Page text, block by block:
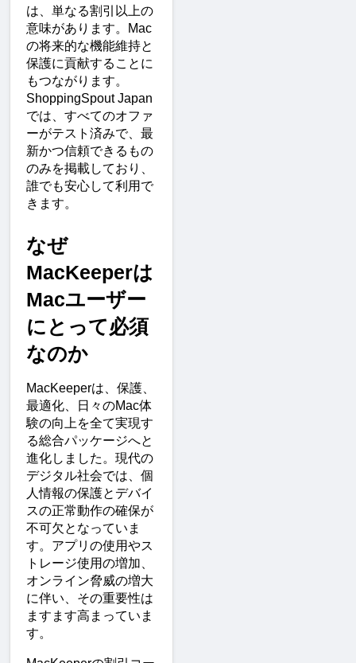
は、単なる割引以上の
意味があります。Mac
の将来的な機能維持と
保護に貢献することに
もつながります。
ShoppingSpout Japan
では、すべてのオファ
ーがテスト済みで、最
新かつ信頼できるもの
のみを掲載しており、
誰でも安心して利用で
きます。
なぜ
MacKeeperは
Macユーザー
にとって必須
なのか
MacKeeperは、保護、
最適化、日々のMac体
験の向上を全て実現す
る総合パッケージへと
進化しました。現代の
デジタル社会では、個
人情報の保護とデバイ
スの正常動作の確保が
不可欠となっていま
す。アプリの使用やス
トレージ使用の増加、
オンライン脅威の増大
に伴い、その重要性は
ますます高まっていま
す。